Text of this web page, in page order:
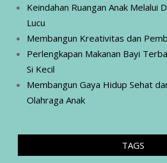
Keindahan Ruangan Anak Melalui
Lucu
Membangun Kreativitas dan
Perlengkapan Makanan Bayi
Si Kecil
Membangun Gaya Hidup Sehat
Olahraga Anak
TAGS